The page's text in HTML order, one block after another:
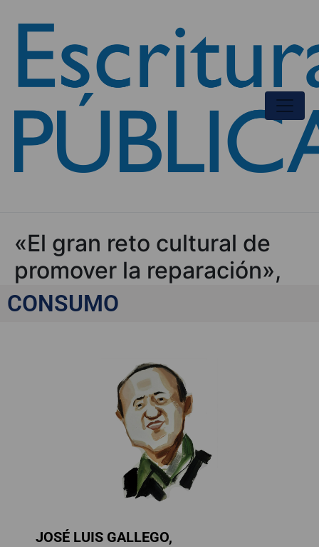
«El gran reto cultural de
promover la reparación»,
por José Luis Gallego
CONSUMO
JOSÉ LUIS GALLEGO,